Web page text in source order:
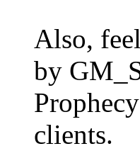
Also,
by
clients.